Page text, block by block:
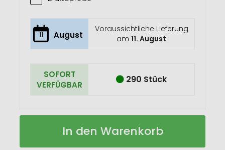
11 August
Voraussichtliche Lieferung
am11. August
SOFORT
VERFÜGBAR
290 Stück
EPSOM
Visitenkartenetui
Auf
In den Warenkorb